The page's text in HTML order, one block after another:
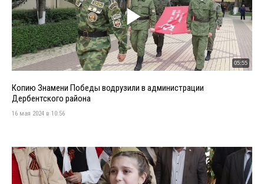
05:55
Копию Знамени Победы водрузили в администрации
Дербентского района
16 мая 2024 в 10:56